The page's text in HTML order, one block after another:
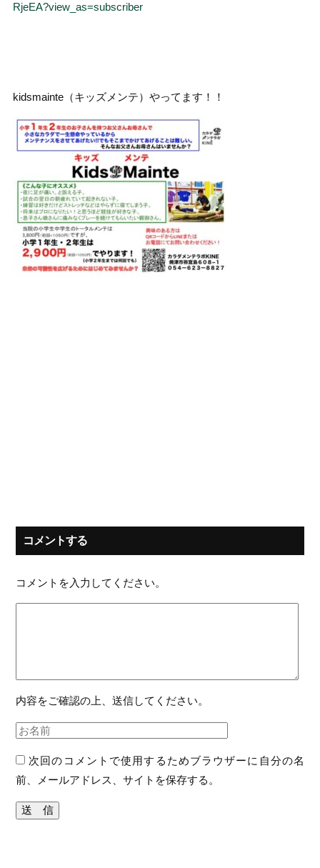
RjeEA?view_as=subscriber
kidsmainte（キッズメンテ）やってます！！
コメントする
コメントを入力してください。
内容をご確認の上、送信してください。
次回のコメントで使用するためブラウザーに自分の名
前、メールアドレス、サイトを保存する。